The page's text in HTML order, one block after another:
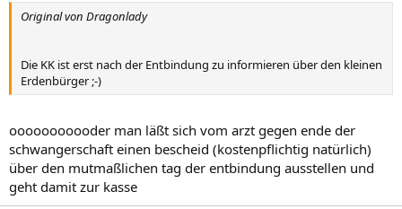
Original von Dragonlady
Die KK ist erst nach der Entbindung zu informieren über den kleinen
Erdenbürger ;-)
ooooooooooder man läßt sich vom arzt gegen ende der
schwangerschaft einen bescheid (kostenpflichtig natürlich)
über den mutmaßlichen tag der entbindung ausstellen und
geht damit zur kasse